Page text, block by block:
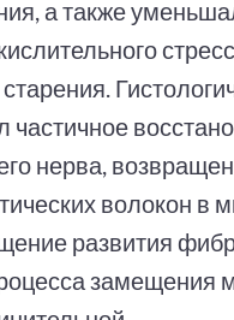
а также
старения.
частичное
нерва,
волокон в
развития
замещения